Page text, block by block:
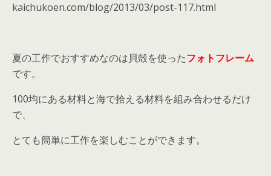
kaichukoen.com/blog/2013/03/post-117.html
夏の工作でおすすめなのは貝殻を使ったフォトフレーム
です。
100均にある材料と海で拾える材料を組み合わせるだけ
で、
とても簡単に工作を楽しむことができます。